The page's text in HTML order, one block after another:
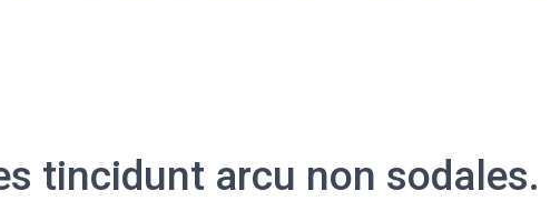
tincidunt arcu non sodales.